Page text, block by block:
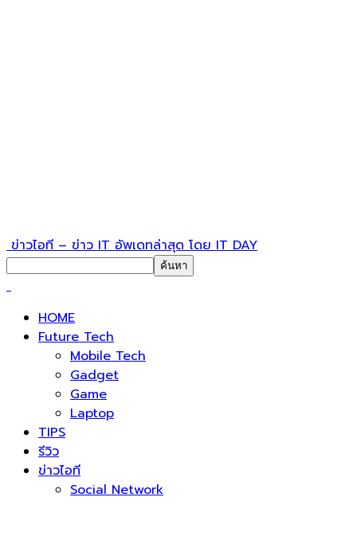
ข่าวไอที – ข่าว IT อัพเดทล่าสุด โดย IT DAY
HOME
Future Tech
Mobile Tech
Gadget
Game
Laptop
TIPS
รีวิว
ข่าวไอที
Social Network